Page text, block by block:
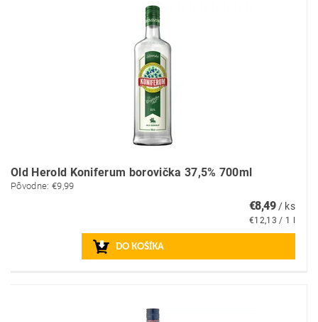
Old Herold Koniferum borovička 37,5% 700ml
Pôvodne: €9,99
€8,49 / ks
€12,13 / 1 l